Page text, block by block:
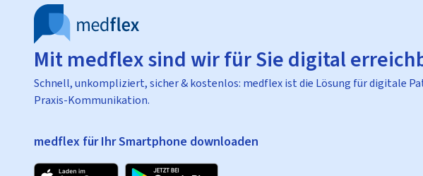
Mit medflex sind wir für Sie digital
Schnell, unkompliziert, sicher & kostenlos: medflex ist die Lösung für digitale
Praxis-Kommunikation.
medflex für Ihr Smartphone downloaden